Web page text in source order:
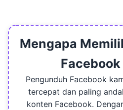
menggunakan pengunduh
Anda inginkan, kapan pun
Mengapa
Facebook
Pengunduh Facebook
tercepat dan paling
konten Facebook.